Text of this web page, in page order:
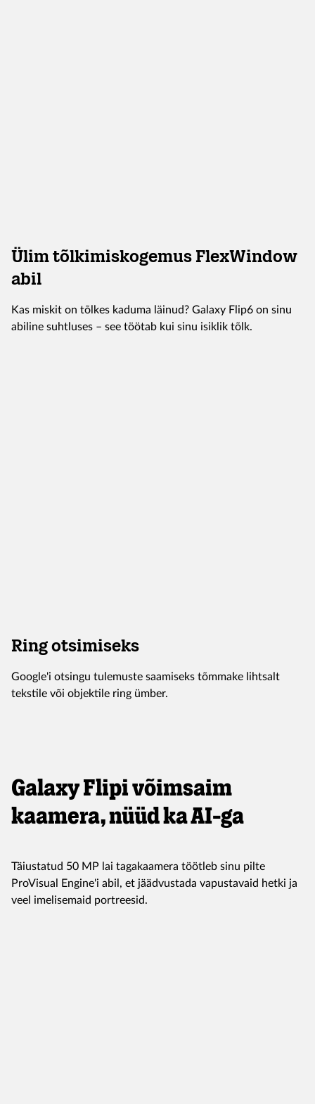
Ülim tõlkimiskogemus FlexWindow
abil
Kas miskit on tõlkes kaduma läinud? Galaxy Flip6 on sinu
abiline suhtluses – see töötab kui sinu isiklik tõlk.
Ring otsimiseks
Google'i otsingu tulemuste saamiseks tõmmake lihtsalt
tekstile või objektile ring ümber.
Galaxy Flipi võimsaim
kaamera, nüüd ka AI-ga
Täiustatud 50 MP lai tagakaamera töötleb sinu pilte
ProVisual Engine'i abil, et jäädvustada vapustavaid hetki ja
veel imelisemaid portreesid.